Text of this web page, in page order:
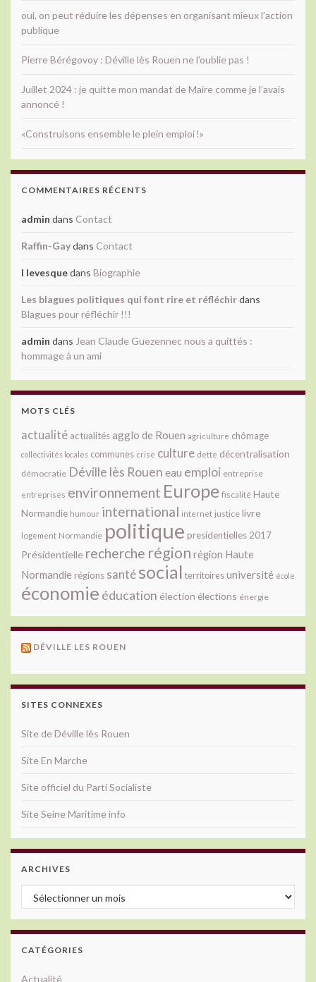
oui, on peut réduire les dépenses en organisant mieux l’action
publique
Pierre Bérégovoy : Déville lès Rouen ne l’oublie pas !
Juillet 2024 : je quitte mon mandat de Maire comme je l’avais
annoncé !
«Construisons ensemble le plein emploi !»
COMMENTAIRES RÉCENTS
admin dans Contact
Raffin-Gaydans Contact
l levesquedans Biographie
Les blagues politiques qui font rire et réfléchirdans
Blagues pour réfléchir !!!
admin dans Jean Claude Guezennec nous a quittés :
hommage à un ami
MOTS CLÉS
actualité actualitésagglo de Rouen agriculture chômage
collectivités locales communes crise culture dette décentralisation
démocratie Déville lès Rouen eau emploi entreprise
entreprises environnement Europe fiscalité Haute
Normandie humour international internet justice livre
logement Normandie politique presidentielles 2017
Présidentielle recherche région région Haute
Normandie régions santésocial territoiresuniversité école
économie éducation élection élections énergie
DÉVILLE LES ROUEN
SITES CONNEXES
Site de Déville lès Rouen
Site En Marche
Site officiel du Parti Socialiste
Site Seine Maritime info
ARCHIVES
Archives
CATÉGORIES
Actualité